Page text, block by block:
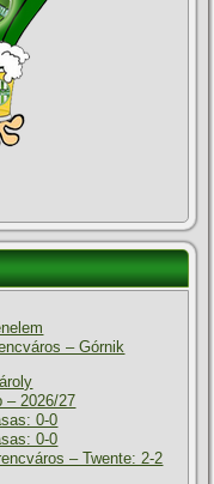
– Górnik
– 2026/27
0-0
0-0
– Twente: 2-2